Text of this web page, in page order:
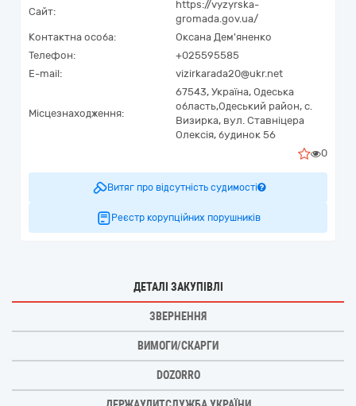
Сайт:
https://vyzyrska-
gromada.gov.ua/
Контактна особа:
Оксана Дем'яненко
Телефон:
+025595585
E-mail:
vizirkarada20@ukr.net
Місцезнаходження:
67543, Україна, Одеська
область,Одеський район, с.
Визирка, вул. Ставніцера
Олексія, будинок 56
0
Витяг про відсутність судимості
Реєстр корупційних порушників
ДЕТАЛІ ЗАКУПІВЛІ
ЗВЕРНЕННЯ
ВИМОГИ/СКАРГИ
DOZORRO